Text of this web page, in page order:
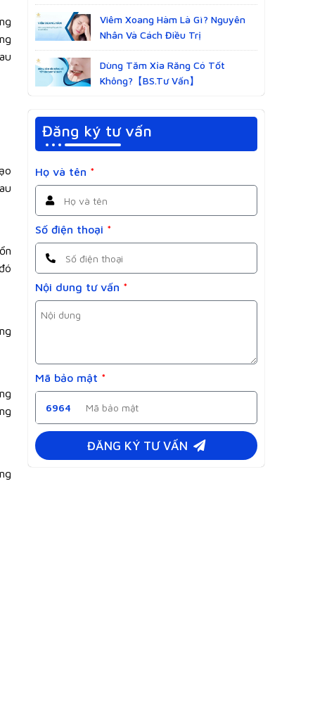
Viêm Xoang Hàm Là Gì? Nguyên
Nhân Và Cách Điều Trị
Dùng Tăm Xỉa Răng Có Tốt
Không?【BS.Tư Vấn】
Đăng ký tư vấn
Họ và tên *
Số điện thoại *
Nội dung tư vấn *
Mã bảo mật *
6964
ĐĂNG KÝ TƯ VẤN